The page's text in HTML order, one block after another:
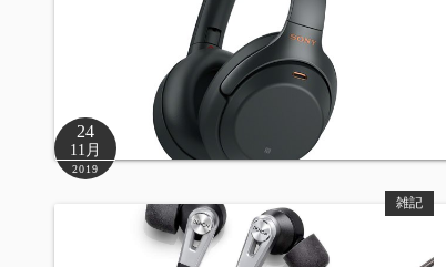
24
11月
2019
雑記